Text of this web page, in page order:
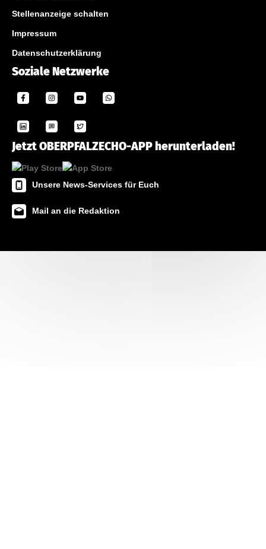
Stellenanzeige schalten
Impressum
Datenschutzerklärung
Soziale Netzwerke
Jetzt OBERPFALZECHO-APP herunterladen!
Unsere News-Services für Euch
Mail an die Redaktion